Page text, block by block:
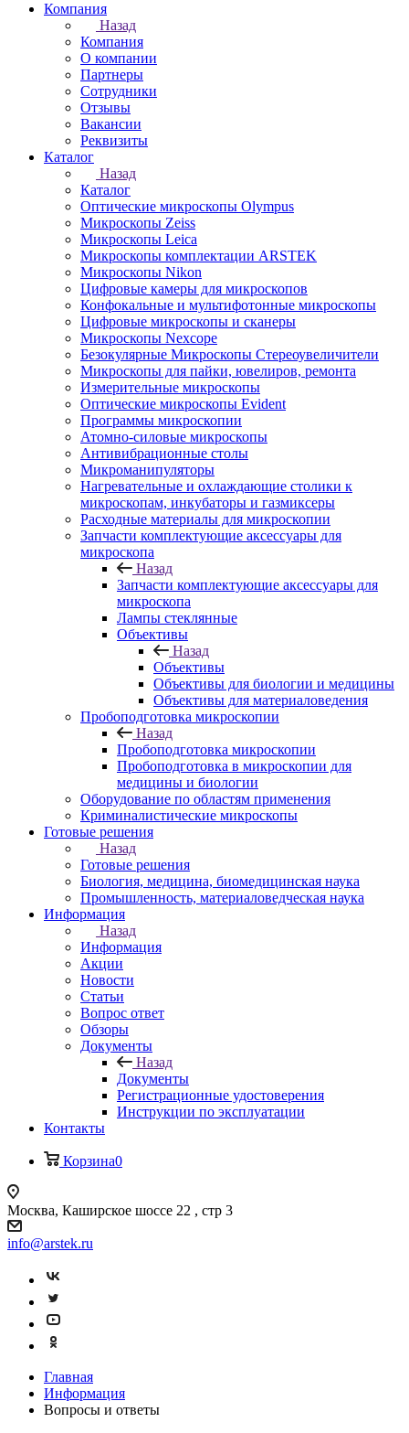
Компания
Назад
Компания
О компании
Партнеры
Сотрудники
Отзывы
Вакансии
Реквизиты
Каталог
Назад
Каталог
Оптические микроскопы Olympus
Микроскопы Zeiss
Микроскопы Leica
Микроскопы комплектации ARSTEK
Микроскопы Nikon
Цифровые камеры для микроскопов
Конфокальные и мультифотонные микроскопы
Цифровые микроскопы и сканеры
Микроскопы Nexcope
Безокулярные Микроскопы Стереоувеличители
Микроскопы для пайки, ювелиров, ремонта
Измерительные микроскопы
Оптические микроскопы Evident
Программы микроскопии
Атомно-силовые микроскопы
Антивибрационные столы
Микроманипуляторы
Нагревательные и охлаждающие столики к
микроскопам, инкубаторы и газмиксеры
Расходные материалы для микроскопии
Запчасти комплектующие аксессуары для
микроскопа
Назад
Запчасти комплектующие аксессуары для
микроскопа
Лампы стеклянные
Объективы
Назад
Объективы
Объективы для биологии и медицины
Объективы для материаловедения
Пробоподготовка микроскопии
Назад
Пробоподготовка микроскопии
Пробоподготовка в микроскопии для
медицины и биологии
Оборудование по областям применения
Криминалистические микроскопы
Готовые решения
Назад
Готовые решения
Биология, медицина, биомедицинская наука
Промышленность, материаловедческая наука
Информация
Назад
Информация
Акции
Новости
Статьи
Вопрос ответ
Обзоры
Документы
Назад
Документы
Регистрационные удостоверения
Инструкции по эксплуатации
Контакты
Корзина0
Москва, Каширское шоссе 22 , стр 3
info@arstek.ru
Главная
Информация
Вопросы и ответы